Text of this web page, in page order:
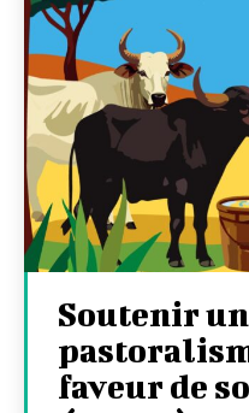
Soutenir un
faveur de